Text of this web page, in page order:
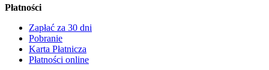
Płatności
Zapłać za 30 dni
Pobranie
Karta Płatnicza
Płatności online